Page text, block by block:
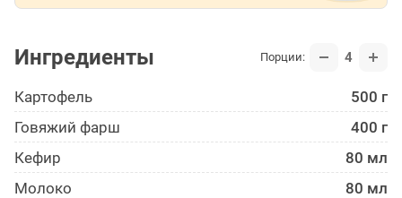
Ингредиенты Порции: 4
Картофель
500 г
Говяжий фарш
400 г
Кефир
80 мл
Молоко
80 мл